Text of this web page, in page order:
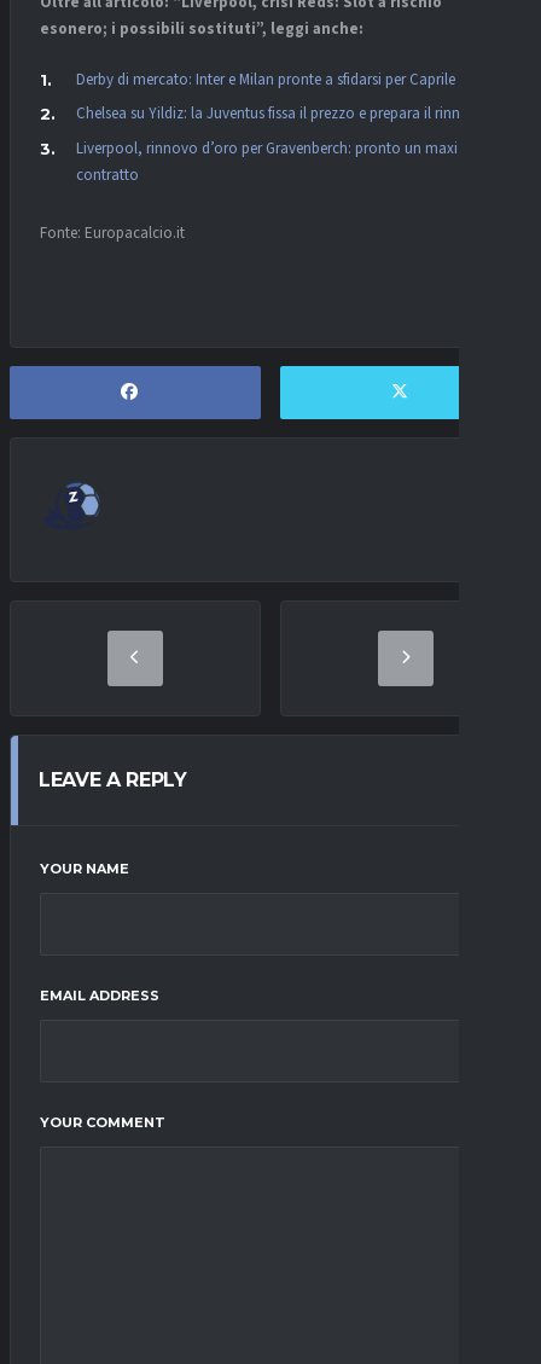
esonero; i possibili sostituti”, leggi anche:
Derby di mercato: Inter e Milan pronte a sfidarsi per Caprile
Chelsea su Yildiz: la Juventus fissa il prezzo e prepara il rinnovo
Liverpool, rinnovo d’oro per Gravenberch: pronto un maxi
contratto
Fonte: Europacalcio.it
LEAVE A REPLY
YOUR NAME
EMAIL ADDRESS
YOUR COMMENT